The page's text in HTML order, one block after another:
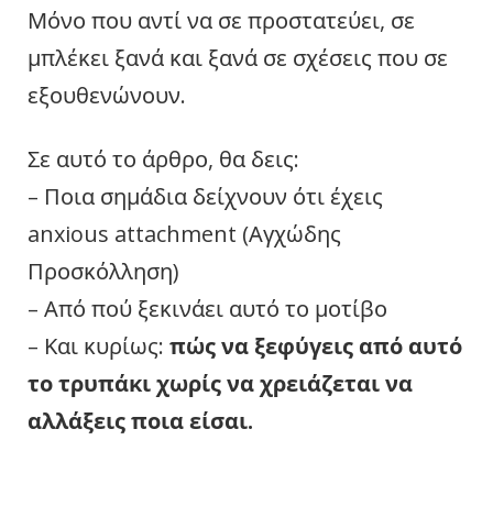
Μόνο που αντί να σε προστατεύει, σε
μπλέκει ξανά και ξανά σε σχέσεις που σε
εξουθενώνουν.
Σε αυτό το άρθρο, θα δεις:
– Ποια σημάδια δείχνουν ότι έχεις
anxious attachment (Αγχώδης
Προσκόλληση)
– Από πού ξεκινάει αυτό το μοτίβο
– Και κυρίως: πώς να ξεφύγεις από αυτό
το τρυπάκι χωρίς να χρειάζεται να
αλλάξεις ποια είσαι.